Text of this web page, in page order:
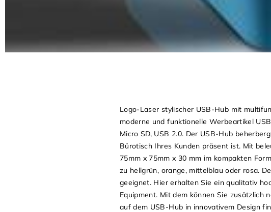
Logo-Laser stylischer USB-Hub mit
moderne und funktionelle Werbeartikel
Micro SD, USB 2.0. Der USB-Hub
Bürotisch Ihres Kunden präsent ist. Mit
75mm x 75mm x 30 mm im kompakten
zu hellgrün, orange, mittelblau oder rosa.
geeignet. Hier erhalten Sie ein qualitativ
Equipment. Mit dem können Sie zusätzlich
auf dem USB-Hub in innovativem Design